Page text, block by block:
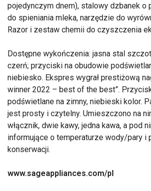
pojedynczym dnem), stalowy dzbanek o
do spieniania mleka, narzędzie do
Razor i zestaw chemii do czyszczenia
Dostępne wykończenia: jasna stal
czerń; przyciski na obudowie
niebiesko. Ekspres wygrał prestiżową
winner 2022 – best of the best”.
podświetlane na zimny, niebieski kolor.
jest prosty i czytelny. Umieszczono na
włącznik, dwie kawy, jedna kawa, a pod
informujące o temperaturze wody/pary i
konserwacji.
www.sageappliances.com/pl